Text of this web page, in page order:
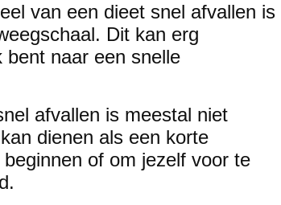
van een dieet snel afvallen is
Dit kan erg
naar een snelle
afvallen is meestal niet
dienen als een korte
of om jezelf voor te